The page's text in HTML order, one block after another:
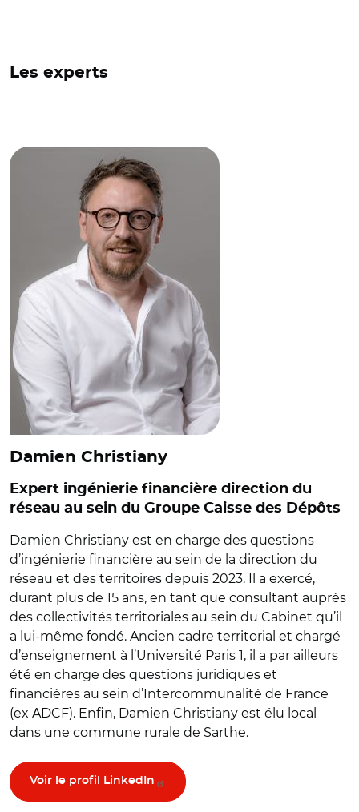
Les experts
Damien Christiany
Expert ingénierie financière direction du
réseau au sein du Groupe Caisse des Dépôts
Damien Christiany est en charge des questions
d’ingénierie financière au sein de la direction du
réseau et des territoires depuis 2023. Il a exercé,
durant plus de 15 ans, en tant que consultant auprès
des collectivités territoriales au sein du Cabinet qu’il
a lui-même fondé. Ancien cadre territorial et chargé
d’enseignement à l’Université Paris 1, il a par ailleurs
été en charge des questions juridiques et
financières au sein d’Intercommunalité de France
(ex ADCF). Enfin, Damien Christiany est élu local
dans une commune rurale de Sarthe.
Voir le profil LinkedIn